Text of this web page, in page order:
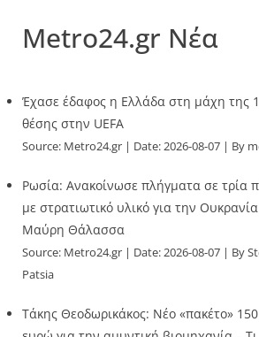
Metro24.gr Νέα
Έχασε έδαφος η Ελλάδα στη μάχη της
θέσης στην UEFA
Source: Metro24.gr Date: 2026-08-07 By
Ρωσία: Ανακοίνωσε πλήγματα σε τρία
με στρατιωτικό υλικό για την
Μαύρη Θάλασσα
Source: Metro24.gr Date: 2026-08-07
By
Patsia
Τάκης Θεοδωρικάκος: Νέο «πακέτο»